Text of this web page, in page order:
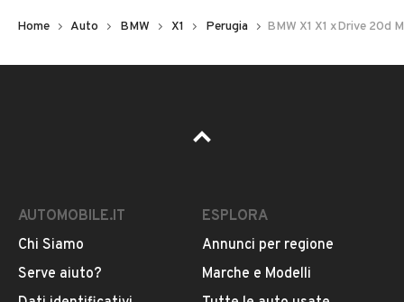
Pubblicità
Home Auto BMW X1 Perugia BMW X1 X1 xDrive 20d
AUTOMOBILE.IT
Chi Siamo
Serve aiuto?
ESPLORA
Annunci per regione
Marche e Modelli